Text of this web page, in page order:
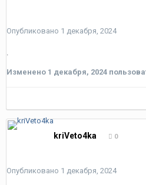
Опубликовано 1 декабря, 2024
.
Изменено 1 декабря, 2024
kriVeto4ka 0
Опубликовано 1 декабря, 2024